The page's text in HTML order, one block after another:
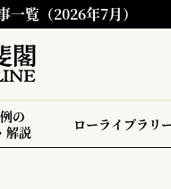
一覧（2026年7月）
の
解説
ローライブラリ